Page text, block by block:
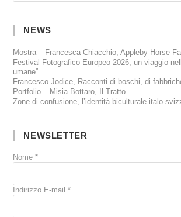
NEWS
Mostra – Francesca Chiacchio, Appleby Horse
Festival Fotografico Europeo 2026, un viaggio
umane”
Francesco Jodice, Racconti di boschi, di
Portfolio – Misia Bottaro, Il Tratto
Zone di confusione, l’identità biculturale italo-
NEWSLETTER
Nome*
Indirizzo E-mail*